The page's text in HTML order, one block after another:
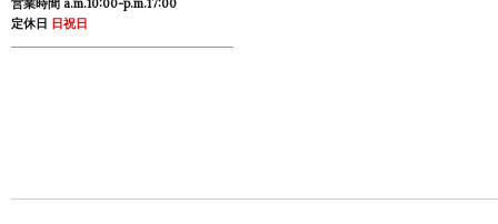
営業時間 a.m.10:00-p.m.17:00
定休日 日祝日